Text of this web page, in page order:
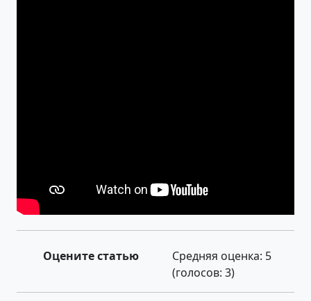
Оцените статью Средняя оценка: 5
(голосов: 3)